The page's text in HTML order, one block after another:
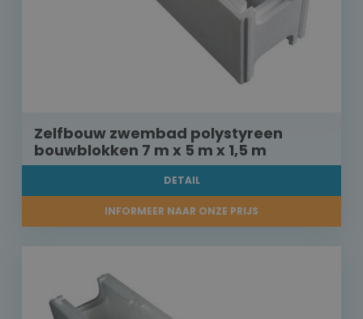
Zelfbouw zwembad polystyreen
bouwblokken 7 m x 5 m x 1,5 m
DETAIL
INFORMEER NAAR ONZE PRIJS